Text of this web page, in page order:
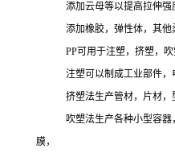
添加云母等以提高拉伸
添加橡胶，弹性体，其
PP可用于注塑，挤塑，
注塑可以制成工业部件
挤塑法生产管材，片材
吹塑法生产各种小型容
膜，